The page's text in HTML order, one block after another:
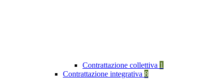
Contrattazione collettiva 1
Contrattazione integrativa 8